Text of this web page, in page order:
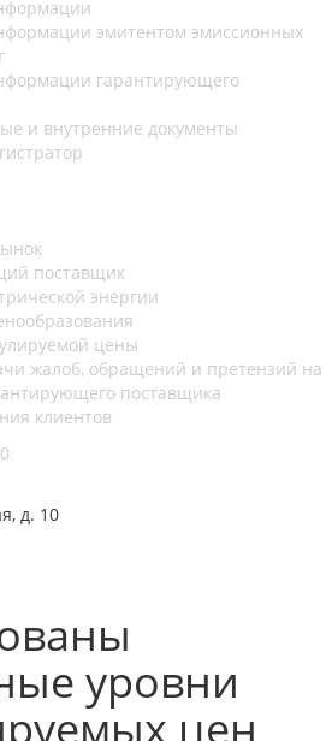
эмитентом эмиссионных
гарантирующего
и внутренние документы
поставщик
энергии
цены
жалоб, обращений и претензий на
поставщика
клиентов
д. 10
уровни
цен